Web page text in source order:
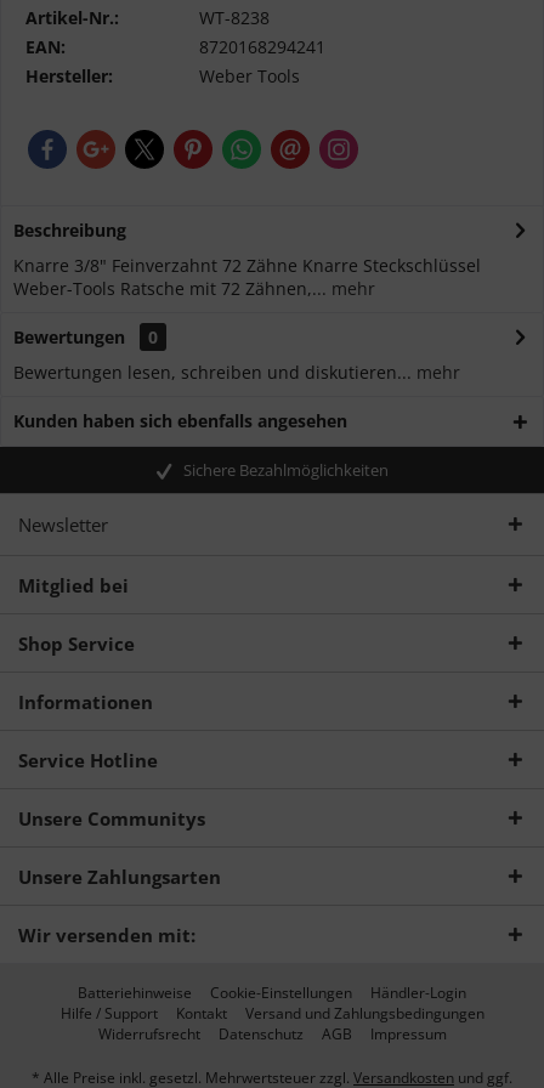
Artikel-Nr.:
WT-8238
EAN:
8720168294241
Hersteller:
Weber Tools
Beschreibung
Knarre 3/8" Feinverzahnt 72 Zähne Knarre Steckschlüssel
Weber-Tools Ratsche mit 72 Zähnen,... mehr
Bewertungen
0
Bewertungen lesen, schreiben und diskutieren... mehr
Kunden haben sich ebenfalls angesehen
Sichere Bezahlmöglichkeiten
Newsletter
Mitglied bei
Shop Service
Informationen
Service Hotline
Unsere Communitys
Unsere Zahlungsarten
Wir versenden mit:
Batteriehinweise Cookie-Einstellungen
Händler-Login
Hilfe / Support
Kontakt
Versand und Zahlungsbedingungen
Widerrufsrecht
Datenschutz AGB Impressum
* Alle Preise inkl. gesetzl. Mehrwertsteuer zzgl. Versandkosten und ggf.